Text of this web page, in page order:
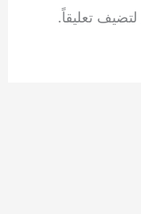
لتضيف تعليقاً.